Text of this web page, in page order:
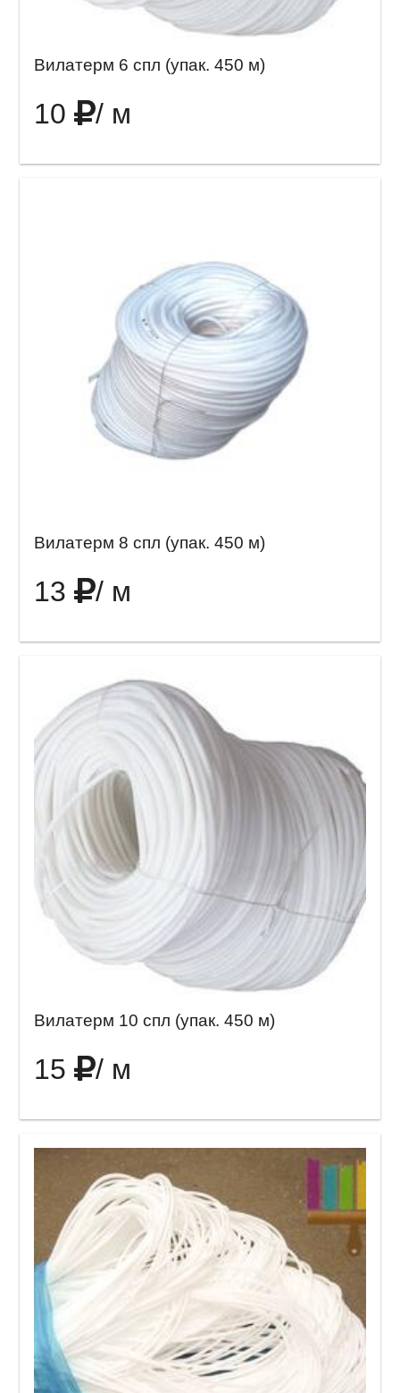
Вилатерм 6 спл (упак. 450 м)
10 / м
Вилатерм 8 спл (упак. 450 м)
13 / м
Вилатерм 10 спл (упак. 450 м)
15 / м